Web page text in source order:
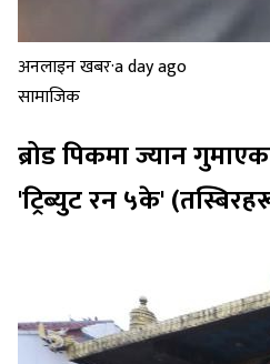
अनलाइन खबर·a day ago
सामाजिक
ब्रोड पिकमा ज्यान
'ट्रिब्युट रन ५के'